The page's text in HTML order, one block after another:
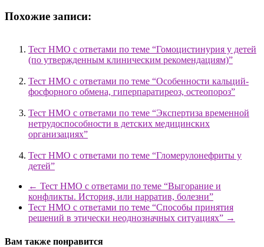
Похожие записи:
Тест НМО с ответами по теме “Гомоцистинурия у детей
(по утвержденным клиническим рекомендациям)”
Тест НМО с ответами по теме “Особенности кальций-
фосфорного обмена, гиперпаратиреоз, остеопороз”
Тест НМО с ответами по теме “Экспертиза временной
нетрудоспособности в детских медицинских
организациях”
Тест НМО с ответами по теме “Гломерулонефриты у
детей”
← Тест НМО с ответами по теме “Выгорание и
конфликты. История, или нарратив, болезни”
Тест НМО с ответами по теме “Способы принятия
решений в этически неоднозначных ситуациях” →
Вам также понравится